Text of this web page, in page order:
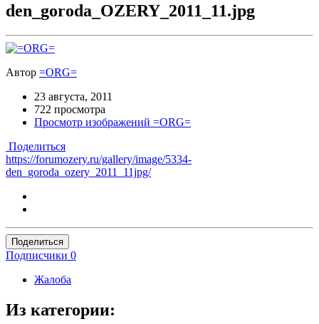
den_goroda_OZERY_2011_11.jpg
Автор =ORG=
23 августа, 2011
722 просмотра
Просмотр изображений =ORG=
Поделиться
https://forumozery.ru/gallery/image/5334-
den_goroda_ozery_2011_11jpg/
Поделиться
Подписчики 0
Жалоба
Из категории: